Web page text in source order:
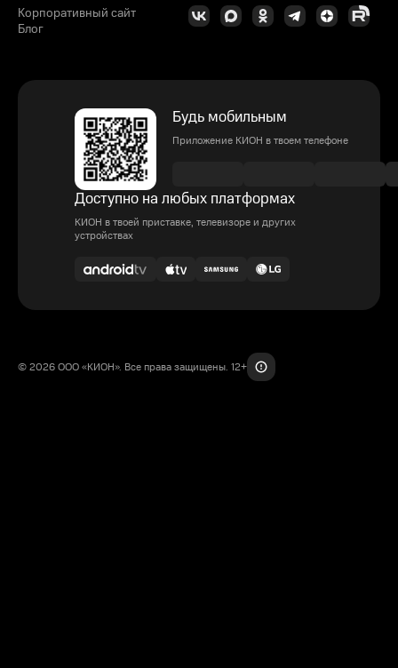
Корпоративный сайт
Блог
Будь мобильным
Приложение КИОН в твоем телефоне
Доступно на любых платформах
КИОН в твоей приставке, телевизоре и других
устройствах
© 2026 ООО «КИОН». Все права защищены. 12+